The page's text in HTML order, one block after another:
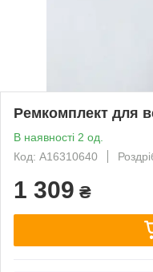
Ремкомплект для
В наявності 2 од.
Код: A16310640
1 309 ₴